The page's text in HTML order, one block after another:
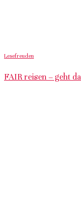
Lesefreuden
FAIR reisen – geht